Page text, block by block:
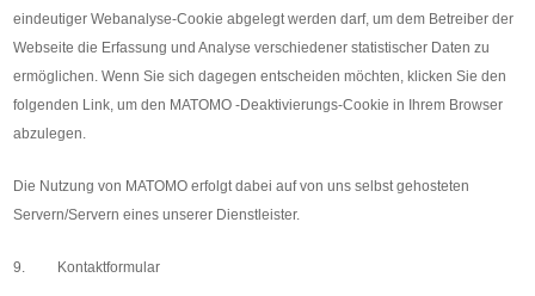
eindeutiger Webanalyse-Cookie abgelegt werden darf, um dem Betreiber der
Webseite die Erfassung und Analyse verschiedener statistischer Daten zu
ermöglichen. Wenn Sie sich dagegen entscheiden möchten, klicken Sie den
folgenden Link, um den MATOMO -Deaktivierungs-Cookie in Ihrem Browser
abzulegen.
Die Nutzung von MATOMO erfolgt dabei auf von uns selbst gehosteten
Servern/Servern eines unserer Dienstleister.
9. Kontaktformular